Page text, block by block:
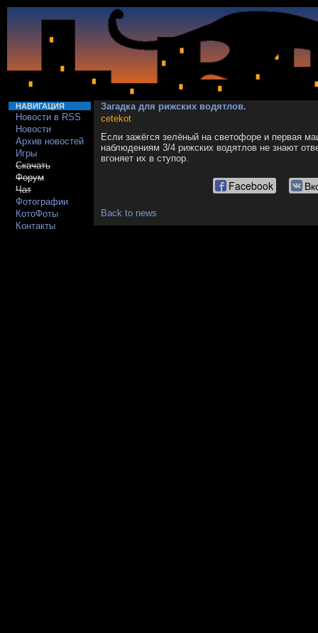
НАВИГАЦИЯ
Новости в RSS
Новости
Архив новостей
Игры
Скачать
Форум
Чат
Фотографии
КотоФоты
Контакты
Загадка для рижских водятлов.
cetekot
Если зажёгся зелёный на светофоре и первая
наблюдениям 3/4 рижских водятлов не знают
вгоняет их в ступор.
Facebook
Back to news